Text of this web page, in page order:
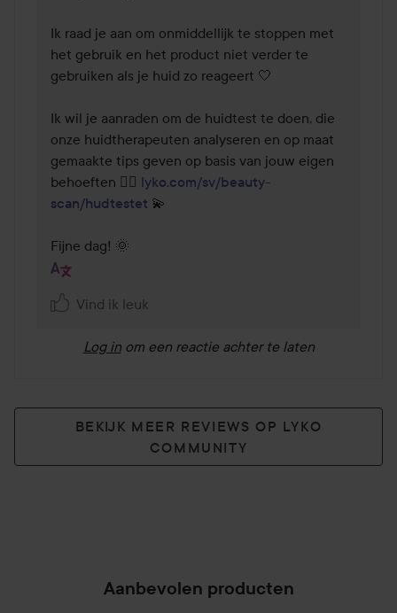
Ik raad je aan om onmiddellijk te stoppen met
het gebruik en het product niet verder te
gebruiken als je huid zo reageert 🤍
Ik wil je aanraden om de huidtest te doen, die
onze huidtherapeuten analyseren en op maat
gemaakte tips geven op basis van jouw eigen
behoeften 👉🏻 lyko.com/sv/beauty-
scan/hudtestet 💫
Fijne dag! 🌞
Vind ik leuk
Log in om een reactie achter te laten
BEKIJK MEER REVIEWS OP LYKO
COMMUNITY
Aanbevolen producten